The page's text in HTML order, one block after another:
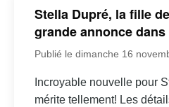
Stella Dupré, la fille
grande annonce dans
Publié le dimanche 16
Incroyable nouvelle pour
mérite tellement! Les